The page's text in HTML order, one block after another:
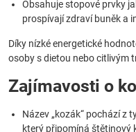
Obsahuje stopové prvky
prospívají zdraví buněk a
Díky nízké energetické
osoby s dietou nebo citlivým
Zajímavosti o
Název „kozák“ pochází z
který připomíná štětinový